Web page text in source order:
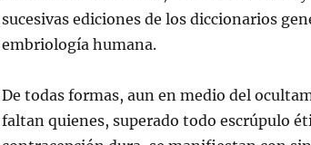
sucesivas ediciones de los diccionarios
embriología humana.
De todas formas, aun en medio del
faltan quienes, superado todo escrúpulo